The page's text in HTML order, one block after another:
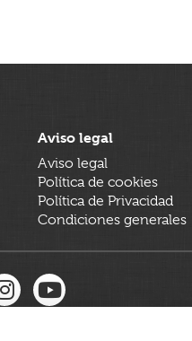
Aviso legal
Aviso legal
Política de cookies
Política de Privacidad
Condiciones generales